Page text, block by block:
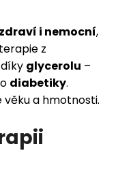
zdraví i nemocní,
z
glycerolu –
diabetiky.
a hmotnosti.